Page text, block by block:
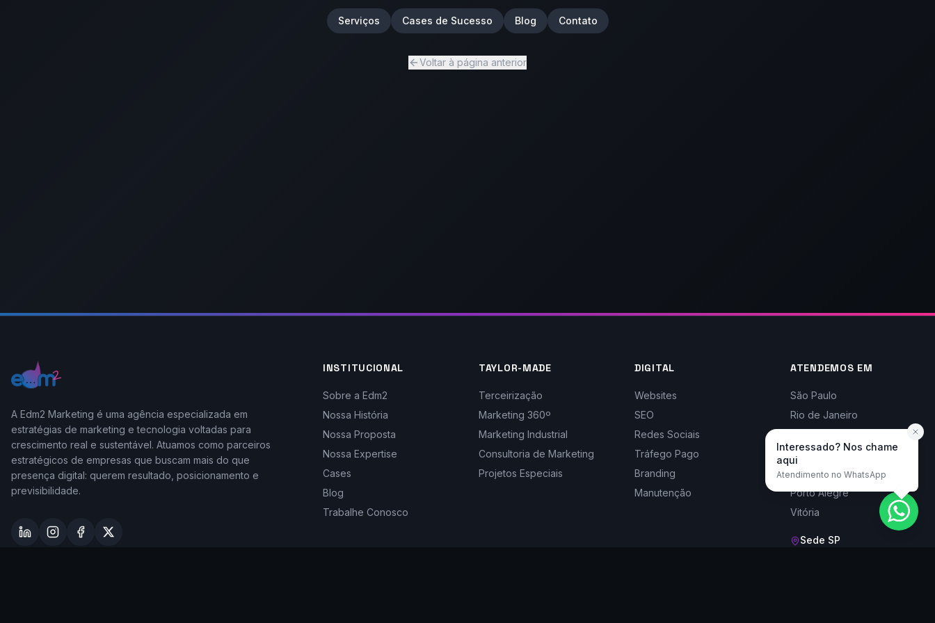
Interessado? Nos chame
aqui
Atendimento no WhatsApp
Serviços Cases de Sucesso Blog Contato
Voltar à página anterior
A Edm2 Marketing é uma agência especializada em
estratégias de marketing e tecnologia voltadas para
crescimento real e sustentável. Atuamos como parceiros
estratégicos de empresas que buscam mais do que
presença digital: querem resultado, posicionamento e
previsibilidade.
INSTITUCIONAL
Sobre a Edm2
Nossa História
Nossa Proposta
Nossa Expertise
Cases
Blog
Trabalhe Conosco
TAYLOR-MADE
Terceirização
Marketing 360º
Marketing Industrial
Consultoria de Marketing
Projetos Especiais
DIGITAL
Websites
SEO
Redes Sociais
Tráfego Pago
Branding
Manutenção
ATENDEMOS EM
São Paulo
Rio de Janeiro
Curitiba
Florianópolis
Porto Alegre
Vitória
Sede SP